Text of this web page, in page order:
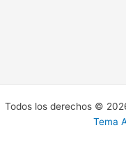
Todos los derechos ©
Tema